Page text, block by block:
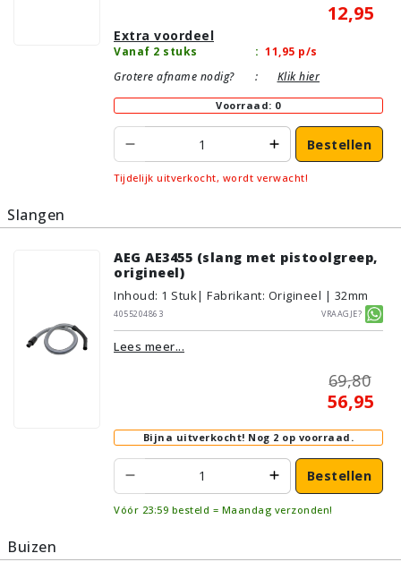
12,95
Extra voordeel
Vanaf 2 stuks : 11,95 p/s
Grotere afname nodig?
: Klik hier
Voorraad: 0
Bestellen
Tijdelijk uitverkocht, wordt verwacht!
Slangen
AEG AE3455 (slang met pistoolgreep,
origineel)
Inhoud: 1 Stuk| Fabrikant: Origineel | 32mm
4055204863
Vraagje?
Lees meer...
69,80
56,95
Bijna uitverkocht! Nog 2 op voorraad.
Bestellen
Vóór 23:59 besteld = Maandag verzonden!
Buizen